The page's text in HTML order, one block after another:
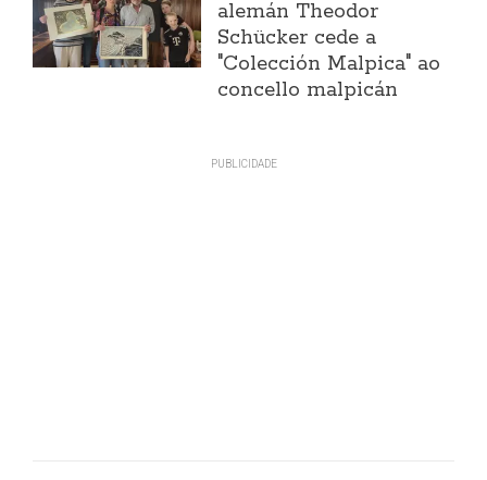
alemán Theodor
Schücker cede a
"Colección Malpica" ao
concello malpicán